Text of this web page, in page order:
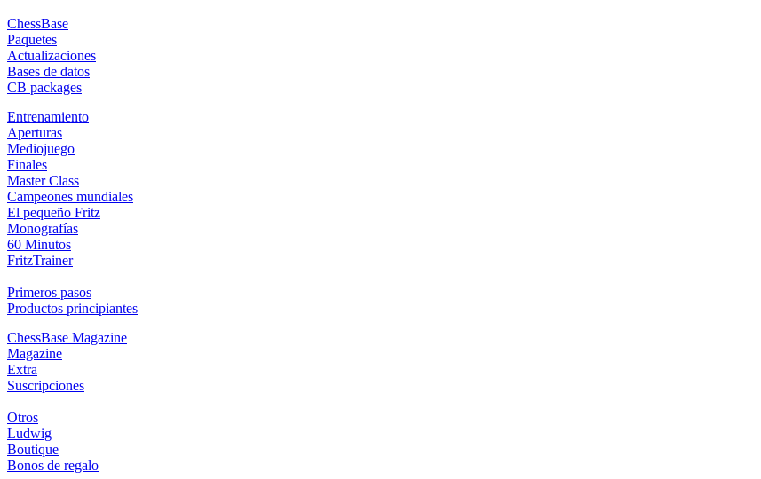
ChessBase
Paquetes
Actualizaciones
Bases de datos
CB packages
Entrenamiento
Aperturas
Mediojuego
Finales
Master Class
Campeones mundiales
El pequeño Fritz
Monografías
60 Minutos
FritzTrainer
Primeros pasos
Productos principiantes
ChessBase Magazine
Magazine
Extra
Suscripciones
Otros
Ludwig
Boutique
Bonos de regalo